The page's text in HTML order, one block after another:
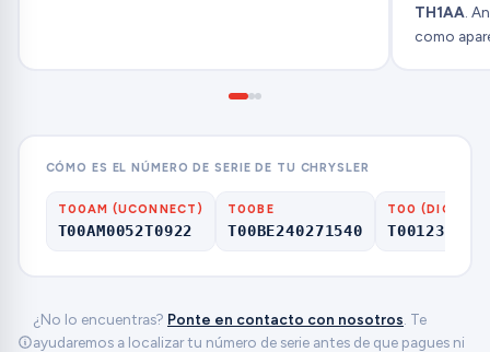
TH1AA .
como
CÓMO ES EL NÚMERO DE SERIE DE TU CHRYSLER
T00AM (UCONNECT)
T00AM0052T0922
T00BE
T00BE240271540
T00 (DIGITS
¿No lo encuentras? Ponte en contacto con nosotros . Te
ayudaremos a localizar tu número de serie antes de que pagues ni